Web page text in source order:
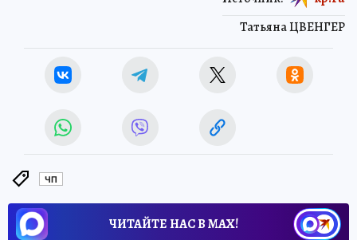
Татьяна ЦВЕНГЕР
ЧП
ЧИТАЙТЕ НАС В МАХ!